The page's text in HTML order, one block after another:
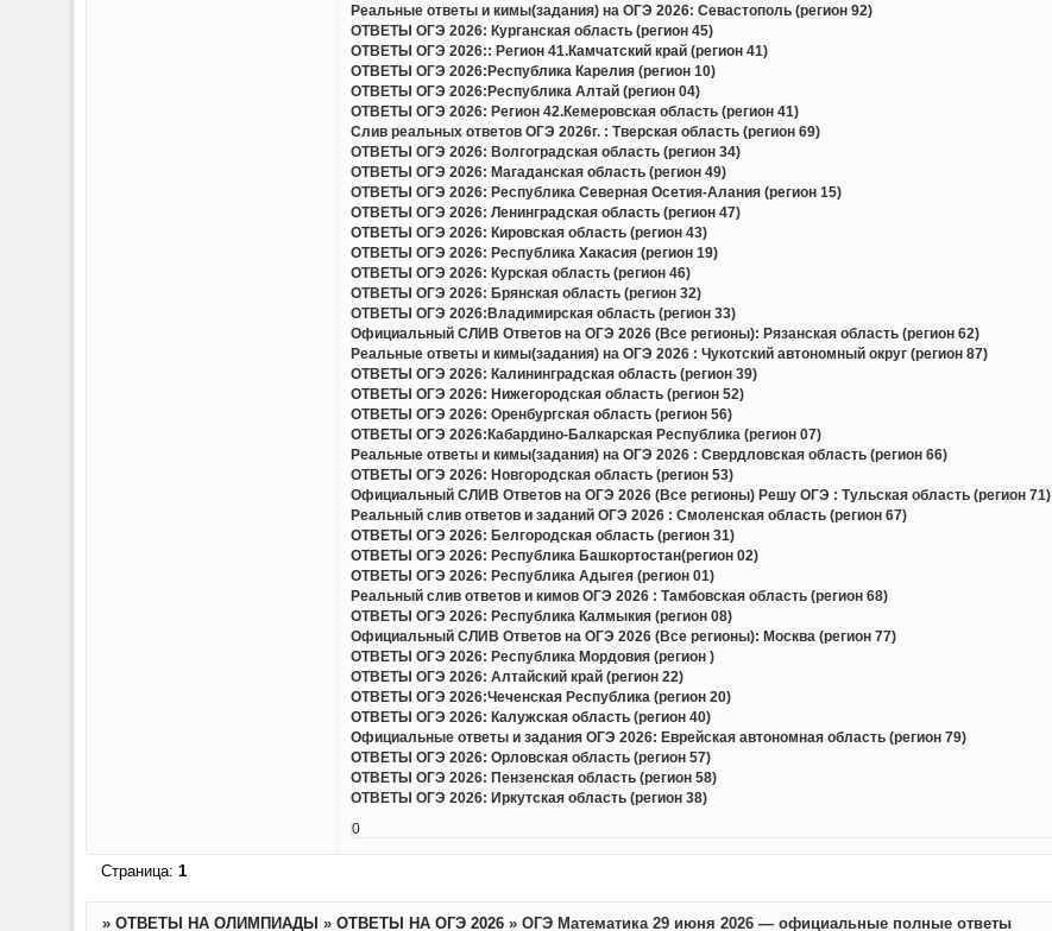
Реальные ответы и кимы(задания) на ОГЭ 2026: Севастополь (регион 92)
ОТВЕТЫ ОГЭ 2026: Курганская область (регион 45)
ОТВЕТЫ ОГЭ 2026:: Регион 41.Камчатский край (регион 41)
ОТВЕТЫ ОГЭ 2026:Республика Карелия (регион 10)
ОТВЕТЫ ОГЭ 2026:Республика Алтай (регион 04)
ОТВЕТЫ ОГЭ 2026: Регион 42.Кемеровская область (регион 41)
Слив реальных ответов ОГЭ 2026г. : Тверская область (регион 69)
ОТВЕТЫ ОГЭ 2026: Волгоградская область (регион 34)
ОТВЕТЫ ОГЭ 2026: Магаданская область (регион 49)
ОТВЕТЫ ОГЭ 2026: Республика Северная Осетия-Алания (регион 15)
ОТВЕТЫ ОГЭ 2026: Ленинградская область (регион 47)
ОТВЕТЫ ОГЭ 2026: Кировская область (регион 43)
ОТВЕТЫ ОГЭ 2026: Республика Хакасия (регион 19)
ОТВЕТЫ ОГЭ 2026: Курская область (регион 46)
ОТВЕТЫ ОГЭ 2026: Брянская область (регион 32)
ОТВЕТЫ ОГЭ 2026:Владимирская область (регион 33)
Официальный СЛИВ Ответов на ОГЭ 2026 (Все регионы): Рязанская область (регион 62)
Реальные ответы и кимы(задания) на ОГЭ 2026 : Чукотский автономный округ (регион 87)
ОТВЕТЫ ОГЭ 2026: Калининградская область (регион 39)
ОТВЕТЫ ОГЭ 2026: Нижегородская область (регион 52)
ОТВЕТЫ ОГЭ 2026: Оренбургская область (регион 56)
ОТВЕТЫ ОГЭ 2026:Кабардино-Балкарская Республика (регион 07)
Реальные ответы и кимы(задания) на ОГЭ 2026 : Свердловская область (регион 66)
ОТВЕТЫ ОГЭ 2026: Новгородская область (регион 53)
Официальный СЛИВ Ответов на ОГЭ 2026 (Все регионы) Решу ОГЭ : Тульская область (регион 71)
Реальный слив ответов и заданий ОГЭ 2026 : Смоленская область (регион 67)
ОТВЕТЫ ОГЭ 2026: Белгородская область (регион 31)
ОТВЕТЫ ОГЭ 2026: Республика Башкортостан(регион 02)
ОТВЕТЫ ОГЭ 2026: Республика Адыгея (регион 01)
Реальный слив ответов и кимов ОГЭ 2026 : Тамбовская область (регион 68)
ОТВЕТЫ ОГЭ 2026: Республика Калмыкия (регион 08)
Официальный СЛИВ Ответов на ОГЭ 2026 (Все регионы): Москва (регион 77)
ОТВЕТЫ ОГЭ 2026: Республика Мордовия (регион )
ОТВЕТЫ ОГЭ 2026: Алтайский край (регион 22)
ОТВЕТЫ ОГЭ 2026:Чеченская Республика (регион 20)
ОТВЕТЫ ОГЭ 2026: Калужская область (регион 40)
Официальные ответы и задания ОГЭ 2026: Еврейская автономная область (регион 79)
ОТВЕТЫ ОГЭ 2026: Орловская область (регион 57)
ОТВЕТЫ ОГЭ 2026: Пензенская область (регион 58)
ОТВЕТЫ ОГЭ 2026: Иркутская область (регион 38)
0
Страница: 1
» ОТВЕТЫ НА ОЛИМПИАДЫ » ОТВЕТЫ НА ОГЭ 2026 » ОГЭ Математика 29 июня 2026 — официальные полные ответы